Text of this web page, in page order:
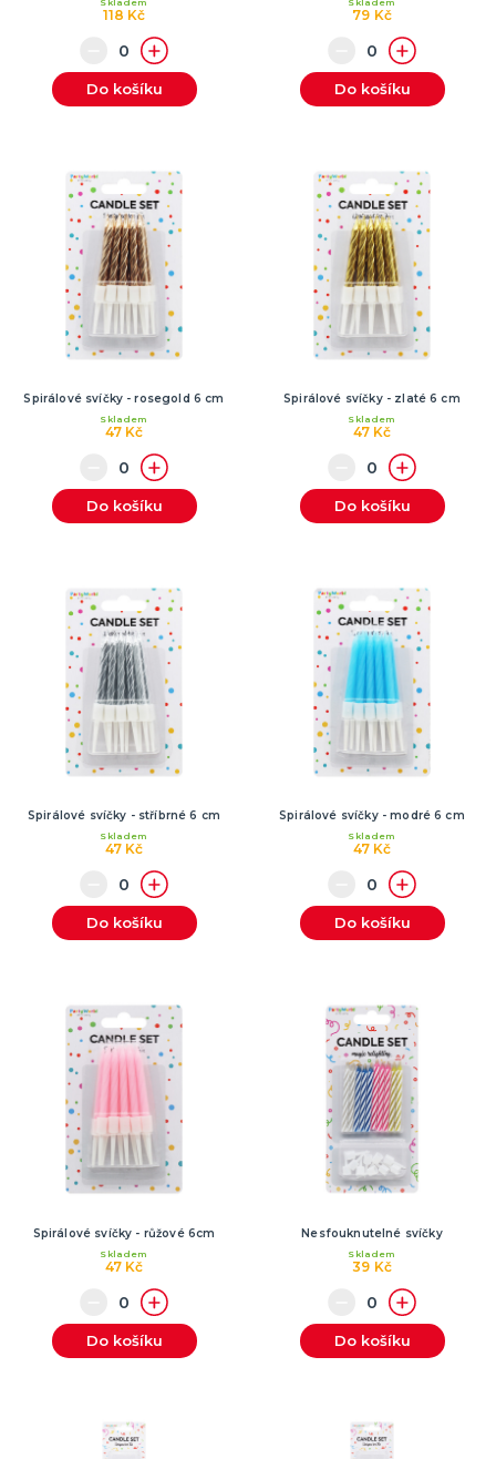
118 Kč
Do košíku
79 Kč
Do košíku
Spirálové svíčky - rosegold 6 cm
47 Kč
Skladem
Do košíku
Spirálové svíčky - zlaté 6 cm
47 Kč
Skladem
Do košíku
Spirálové svíčky - stříbrné 6 cm
47 Kč
Skladem
Do košíku
Spirálové svíčky - modré 6 cm
47 Kč
Skladem
Do košíku
Spirálové svíčky - růžové 6cm
47 Kč
Skladem
Do košíku
Nesfouknutelné svíčky
39 Kč
Skladem
Do košíku